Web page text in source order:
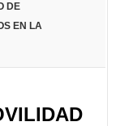
DE
EN LA